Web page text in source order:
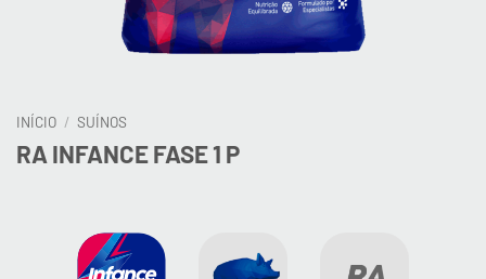
INÍCIO / SUÍNOS
RA INFANCE FASE 1 P